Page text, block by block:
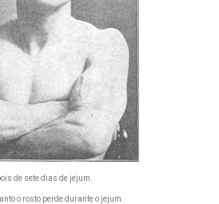
de sete dias de jejum.
o rosto perde durante o jejum.